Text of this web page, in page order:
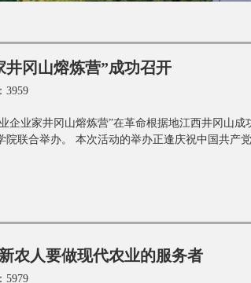
冈山熔炼营”成功召开
3959
企业家井冈山熔炼营”在革命根据地江西井冈山成
联合举办。 本次活动的举办正逢庆祝中国共产
农人要做现代农业的服务者
5979